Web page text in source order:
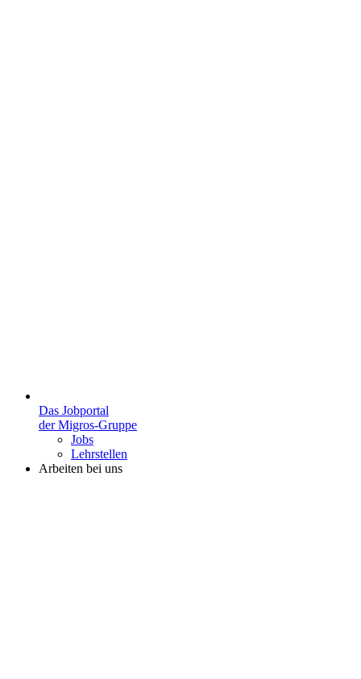
Das Jobportal
der Migros-Gruppe
Jobs
Lehrstellen
Arbeiten bei uns